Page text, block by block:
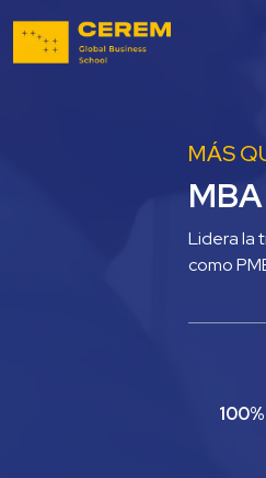
MÁS
Lidera la
como